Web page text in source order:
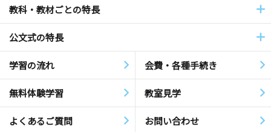
教科・教材ごとの特長
公文式の特長
学習の流れ 会費・各種手続き
無料体験学習 教室見学
よくあるご質問 お問い合わせ